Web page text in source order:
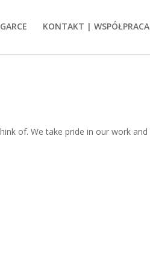
KONTAKT | WSPÓŁPRACA
of. We take pride in our work and